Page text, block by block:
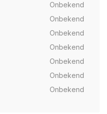
Onbekend
Onbekend
Onbekend
Onbekend
Onbekend
Onbekend
Onbekend